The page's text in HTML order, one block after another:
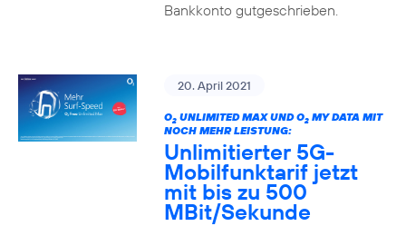
Bankkonto gutgeschrieben.
20. April 2021
O2UNLIMITED MAX UND O2MY DATA MIT
NOCH MEHR LEISTUNG:
Unlimitierter 5G-
Mobilfunktarif jetzt
mit bis zu 500
MBit/Sekunde